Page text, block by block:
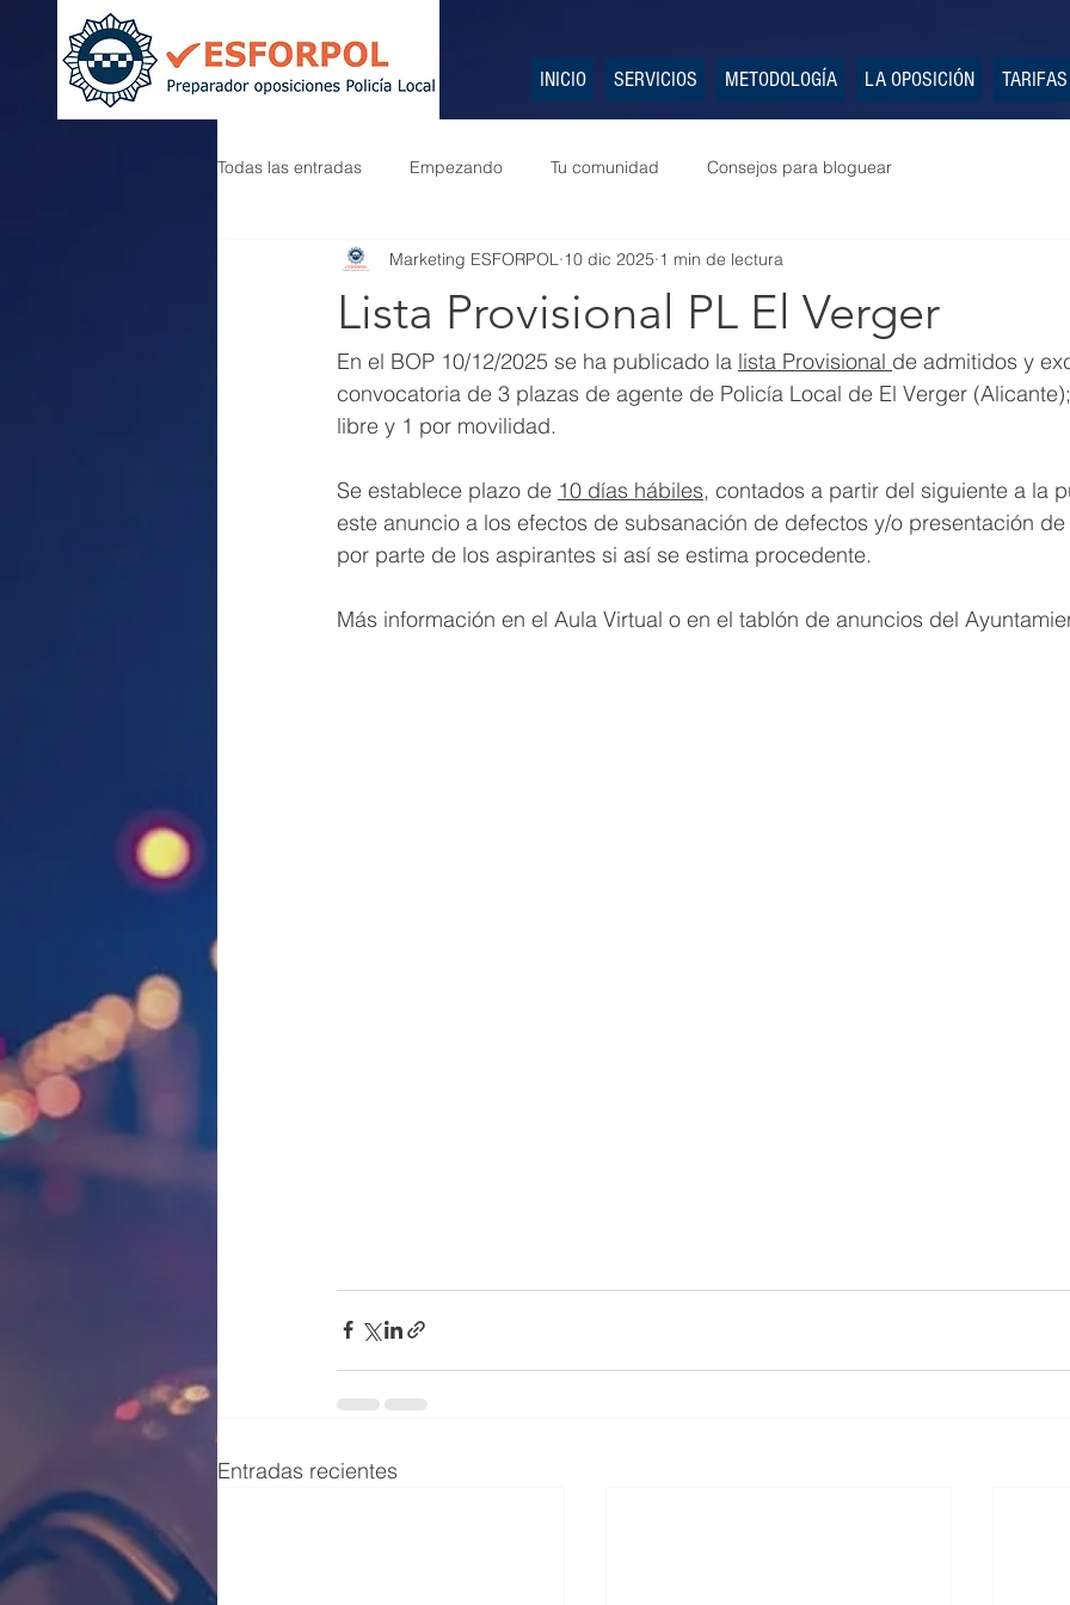
INICIO SERVICIOS METODOLOGÍA LA OPOSICIÓN TARIFAS
Todas las entradas Empezando Tu comunidad Consejos para bloguear
Lista Provisional PL El Verger
Marketing ESFORPOL 10 dic 2025 1 min de lectura
En el BOP 10/12/2025 se ha publicado la lista Provisional de admitidos y
convocatoria de 3 plazas de agente de Policía Local de El Verger
libre y 1 por movilidad.
Se establece plazo de 10 días hábiles, contados a partir del siguiente a la
este anuncio a los efectos de subsanación de defectos y/o presentación
por parte de los aspirantes si así se estima procedente.
Más información en el Aula Virtual o en el tablón de anuncios del
Entradas recientes